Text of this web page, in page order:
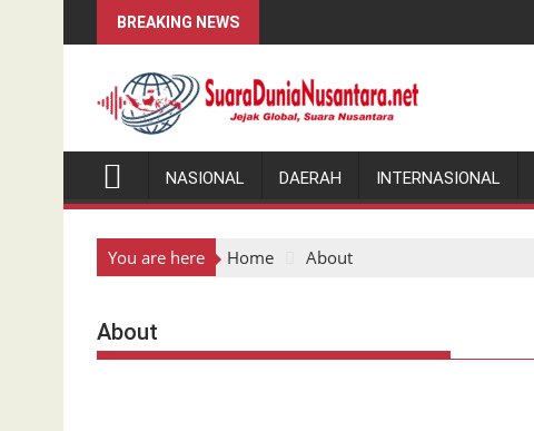
to
BREAKING NEWS
NASIONAL DAERAH INTERNASIONAL
You are here Home About
About